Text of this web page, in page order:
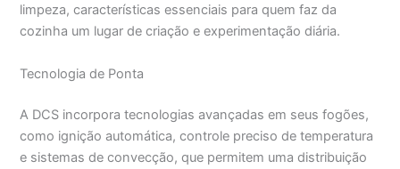
limpeza, características essenciais para quem faz da
cozinha um lugar de criação e experimentação diária.
Tecnologia de Ponta
A DCS incorpora tecnologias avançadas em seus fogões,
como ignição automática, controle preciso de temperatura
e sistemas de convecção, que permitem uma distribuição